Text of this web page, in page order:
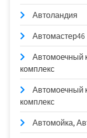
Автоландия
Автомастер46
Автомоечный
комплекс
Автомоечный
комплекс
Автомойка,